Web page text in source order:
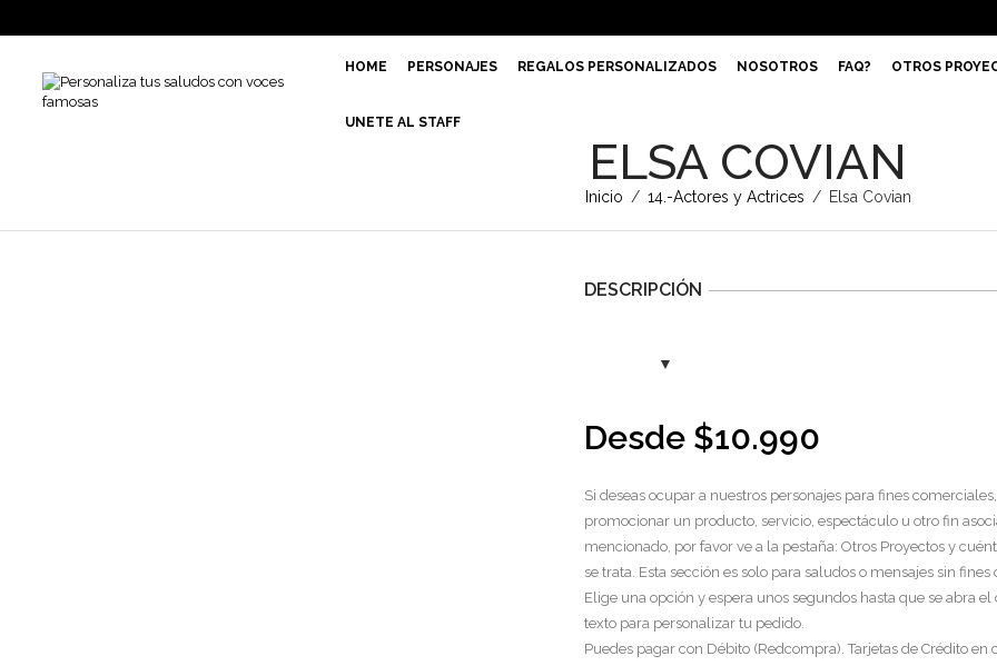
HOME PERSONAJES REGALOS PERSONALIZADOS NOSOTROS FAQ? OTROS
UNETE AL STAFF
ELSA COVIAN
Inicio / 14.-Actores y Actrices / Elsa Covian
DESCRIPCIÓN
Desde $10.990
Si deseas ocupar a nuestros personajes para fines
promocionar un producto, servicio, espectáculo u otro fin
mencionado, por favor ve a la pestaña: Otros Proyectos y
se trata. Esta sección es solo para saludos o mensajes sin fines
Elige una opción y espera unos segundos hasta que se abra el
texto para personalizar tu pedido.
Puedes pagar con Débito (Redcompra). Tarjetas de Crédito en